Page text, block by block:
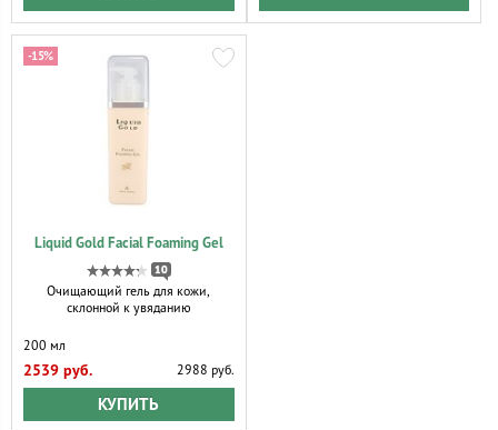
Liquid Gold Facial Foaming Gel
10
Очищающий гель для кожи,
склонной к увяданию
-15%
200 мл
2539 руб. 2988 руб.
КУПИТЬ